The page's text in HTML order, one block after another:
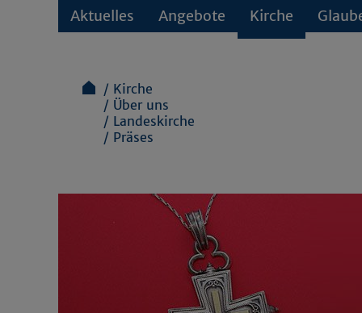
Aktuelles Angebote Kirche
Kirche
Über uns
Landeskirche
Präses